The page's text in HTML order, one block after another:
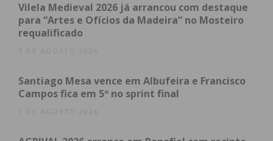
condições
Vilela Medieval 2026 já arrancou com destaque
para “Artes e Ofícios da Madeira” no Mosteiro
requalificado
7 DE AGOSTO 2026
Santiago Mesa vence em Albufeira e Francisco
Campos fica em 5º no sprint final
7 DE AGOSTO 2026